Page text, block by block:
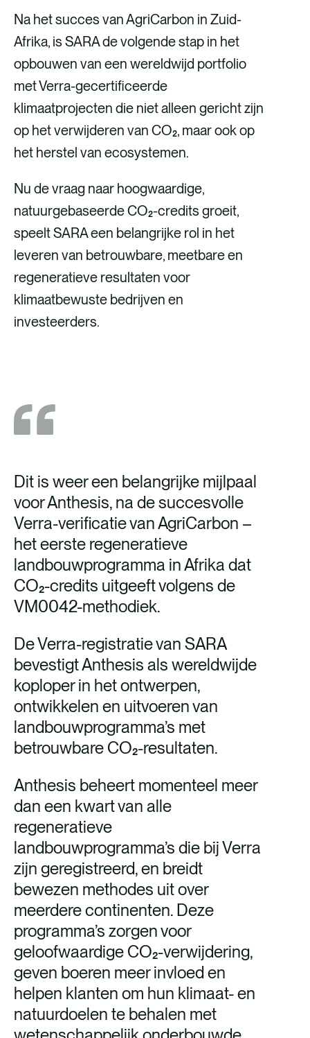
Na het succes van AgriCarbon in Zuid-
Afrika, is SARA de volgende stap in het
opbouwen van een wereldwijd portfolio
met Verra-gecertificeerde
klimaatprojecten die niet alleen gericht zijn
op het verwijderen van CO₂, maar ook op
het herstel van ecosystemen.
Nu de vraag naar hoogwaardige,
natuurgebaseerde CO₂-credits groeit,
speelt SARA een belangrijke rol in het
leveren van betrouwbare, meetbare en
regeneratieve resultaten voor
klimaatbewuste bedrijven en
investeerders.
Dit is weer een belangrijke mijlpaal
voor Anthesis, na de succesvolle
Verra-verificatie van AgriCarbon –
het eerste regeneratieve
landbouwprogramma in Afrika dat
CO₂-credits uitgeeft volgens de
VM0042-methodiek.
De Verra-registratie van SARA
bevestigt Anthesis als wereldwijde
koploper in het ontwerpen,
ontwikkelen en uitvoeren van
landbouwprogramma’s met
betrouwbare CO₂-resultaten.
Anthesis beheert momenteel meer
dan een kwart van alle
regeneratieve
landbouwprogramma’s die bij Verra
zijn geregistreerd, en breidt
bewezen methodes uit over
meerdere continenten. Deze
programma’s zorgen voor
geloofwaardige CO₂-verwijdering,
geven boeren meer invloed en
helpen klanten om hun klimaat- en
natuurdoelen te behalen met